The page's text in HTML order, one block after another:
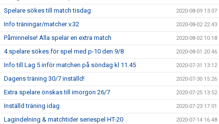
Spelare sökes till match tisdag 2020-08-09 13:07
Info träningar/matcher v.32 2020-08-02 22:43
Påminnelse! Alla spelar en extra match 2020-08-02 10:18
4 spelare sökes för spel med p-10 den 9/8 2020-08-01 20:46
Info till Lag 5 inför matchen på söndag kl 11.45 2020-07-31 13:12
Dagens träning 30/7 inställd! 2020-07-30 15:26
Extra spelare önskas till imorgon 26/7 2020-07-25 13:52
Inställd träning idag 2020-07-23 17:01
Lagindelning & matchtider seriespel HT-20 2020-07-14 16:48